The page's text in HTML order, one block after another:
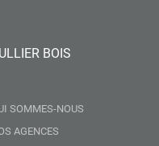
BOIS
SOMMES-NOUS
AGENCES